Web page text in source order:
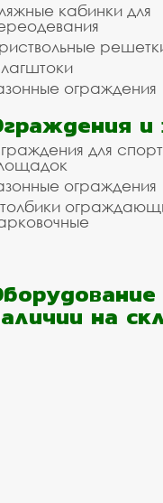
кабинки для
ограждения
и
для
ограждения
на